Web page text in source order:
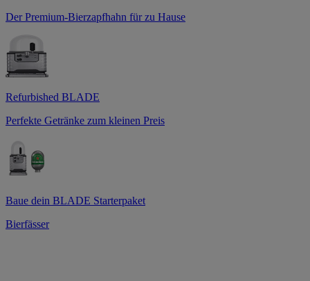
Der Premium-Bierzapfhahn für zu Hause
Refurbished BLADE
Perfekte Getränke zum kleinen Preis
Baue dein BLADE Starterpaket
Bierfässer